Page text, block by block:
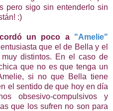
pero sigo sin entenderlo sin
:)
un poco a "Amelie"
que el de Bella y el
distintos. En el caso de
que no es que tenga un
si no que Bella tiene
el sentido de que hoy en día
obsesivo-compulsivos y
que los sufren no son para